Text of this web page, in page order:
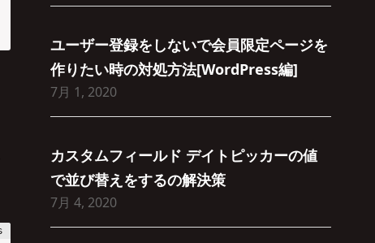
ユーザー登録をしないで会員限定ページを
作りたい時の対処方法[WordPress編]
7月 1, 2020
カスタムフィールド デイトピッカーの値
で並び替えをするの解決策
7月 4, 2020